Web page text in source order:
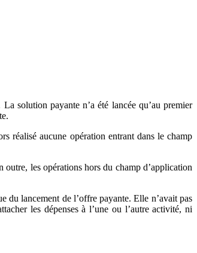
solution payante n’a été lancée qu’au premier
réalisé aucune opération entrant dans le champ
les opérations hors du champ d’application
du lancement de l’offre payante. Elle n’avait pas
les dépenses à l’une ou l’autre activité, ni